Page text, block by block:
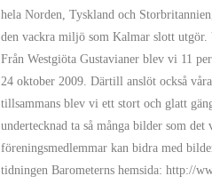
hela Norden, Tyskland och
den vackra miljö som Kalmar slott
Från Westgiöta Gustavianer blev vi 11
24 oktober 2009. Därtill anslöt också
tillsammans blev vi ett stort och glatt
undertecknad ta så många bilder som
föreningsmedlemmar kan bidra med
tidningen Barometerns hemsida: http://